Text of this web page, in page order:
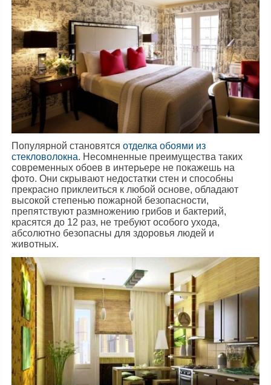
Популярной становятсяотделка обоями из
стекловолокна. Несомненные преимущества таких
современных обоев в интерьере не покажешь на
фото. Они скрывают недостатки стен и способны
прекрасно приклеиться к любой основе, обладают
высокой степенью пожарной безопасности,
препятствуют размножению грибов и бактерий,
красятся до 12 раз, не требуют особого ухода,
абсолютно безопасны для здоровья людей и
животных.